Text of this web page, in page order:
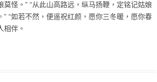
怪。” “从此山高路远，纵马扬鞭，定铭记姑娘
“如若不然，便遥祝红颜，愿你三冬暖，愿你春
相伴。